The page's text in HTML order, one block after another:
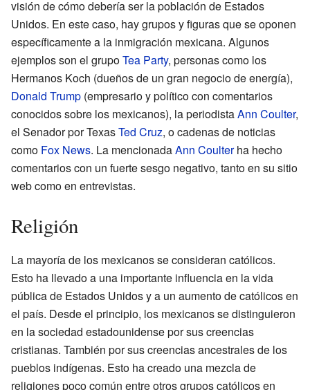
visión de cómo debería ser la población de Estados
Unidos. En este caso, hay grupos y figuras que se oponen
específicamente a la inmigración mexicana. Algunos
ejemplos son el grupoTea Party, personas como los
Hermanos Koch (dueños de un gran negocio de energía),
Donald Trump (empresario y político con comentarios
conocidos sobre los mexicanos), la periodistaAnn Coulter,
el Senador por TexasTed Cruz, o cadenas de noticias
como Fox News. La mencionadaAnn Coulterha hecho
comentarios con un fuerte sesgo negativo, tanto en su sitio
web como en entrevistas.
Religión
La mayoría de los mexicanos se consideran católicos.
Esto ha llevado a una importante influencia en la vida
pública de Estados Unidos y a un aumento de católicos en
el país. Desde el principio, los mexicanos se distinguieron
en la sociedad estadounidense por sus creencias
cristianas. También por sus creencias ancestrales de los
pueblos indígenas. Esto ha creado una mezcla de
religiones poco común entre otros grupos católicos en